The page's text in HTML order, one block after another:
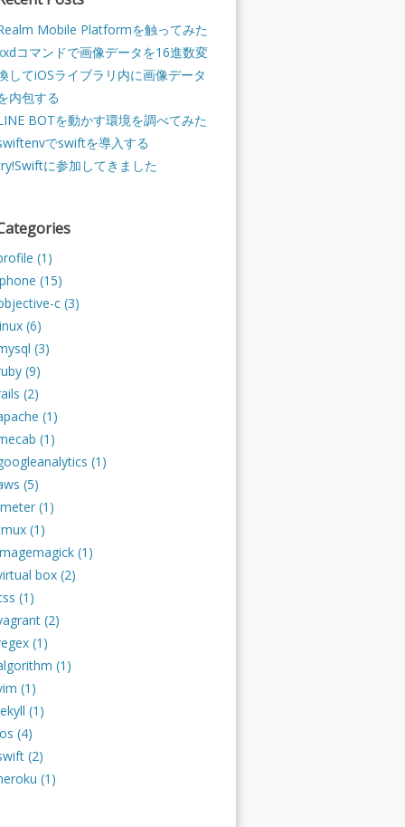
Mobile Platformを触ってみた
コマンドで画像データを16進数変
してiOSライブラリ内に画像データ
内包する
BOTを動かす環境を調べてみた
でswiftを導入する
に参加してきました
(1)
(15)
c (3)
(6)
(3)
(9)
(2)
(1)
(1)
(1)
(5)
(1)
(1)
(1)
box (2)
(1)
(2)
(1)
(1)
(1)
(1)
(4)
(2)
(1)